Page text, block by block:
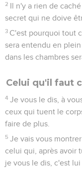
2 Il n'y a rien de
secret qui ne doive
3 C'est pourquoi tout
sera entendu en
dans les chambres
Celui qu'il faut
4 Je vous le dis, à
ceux qui tuent le
faire de plus.
5 Je vais vous
celui qui, après avoir
je vous le dis, c'est